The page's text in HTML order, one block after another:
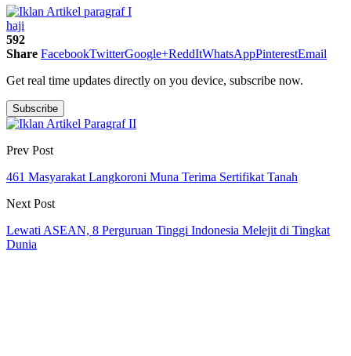
haji
592
Share FacebookTwitterGoogle+ReddItWhatsAppPinterestEmail
Get real time updates directly on you device, subscribe now.
Subscribe
Prev Post
461 Masyarakat Langkoroni Muna Terima Sertifikat Tanah
Next Post
Lewati ASEAN, 8 Perguruan Tinggi Indonesia Melejit di Tingkat
Dunia